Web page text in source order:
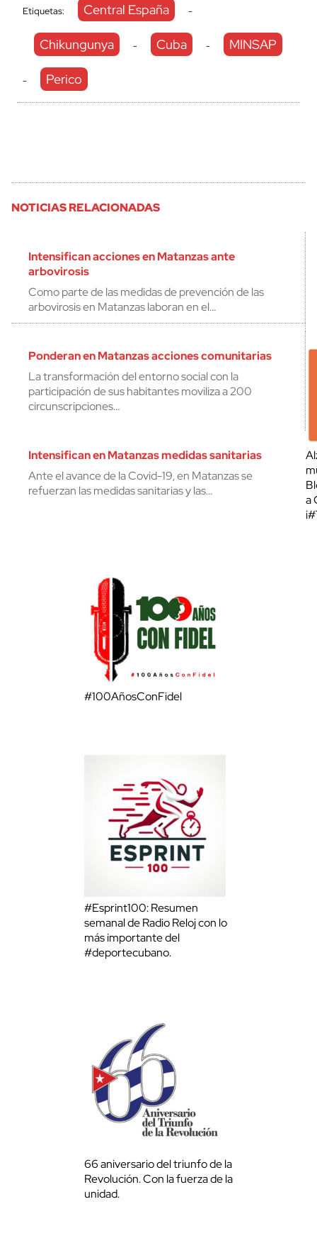
Etiquetas: Central España -
Chikungunya - Cuba - MINSAP
- Perico
NOTICIAS RELACIONADAS
Intensifican acciones en Matanzas ante
arbovirosis
Como parte de las medidas de prevención de las
arbovirosis en Matanzas laboran en el…
Ponderan en Matanzas acciones comunitarias
La transformación del entorno social con la
participación de sus habitantes moviliza a 200
circunscripciones…
Intensifican en Matanzas medidas sanitarias
Ante el avance de la Covid-19, en Matanzas se
refuerzan las medidas sanitarias y las…
a
#100AñosConFidel
#Esprint100: Resumen
semanal de Radio Reloj con lo
más importante del
#deportecubano.
66 aniversario del triunfo de la
Revolución. Con la fuerza de la
unidad.